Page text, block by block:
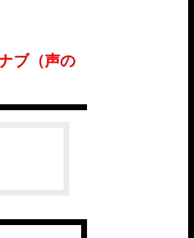
ブ（声の